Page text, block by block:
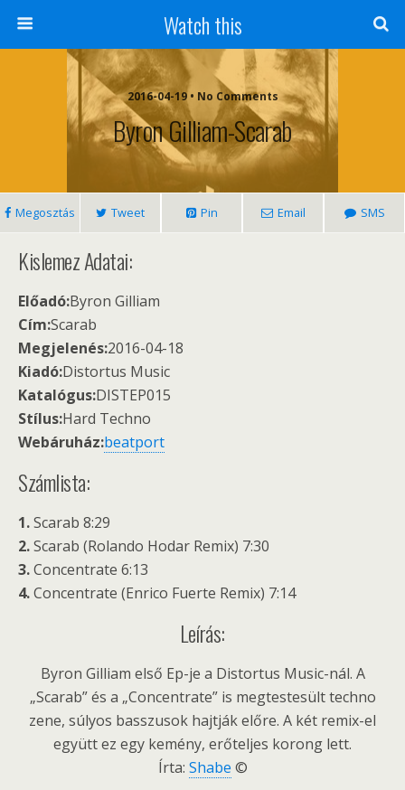
Watch this
2016-04-19 • No Comments
Byron Gilliam-Scarab
Megosztás Tweet Pin Email SMS
Kislemez Adatai:
Előadó:Byron Gilliam
Cím:Scarab
Megjelenés:2016-04-18
Kiadó:Distortus Music
Katalógus:DISTEP015
Stílus:Hard Techno
Webáruház:beatport
Számlista:
1.Scarab 8:29
2.Scarab (Rolando Hodar Remix) 7:30
3.Concentrate 6:13
4.Concentrate (Enrico Fuerte Remix) 7:14
Leírás:
Byron Gilliam első Ep-je a Distortus Music-nál. A
„Scarab” és a „Concentrate” is megtestesült techno
zene, súlyos basszusok hajtják előre. A két remix-el
együtt ez egy kemény, erőteljes korong lett.
Írta: Shabe ©